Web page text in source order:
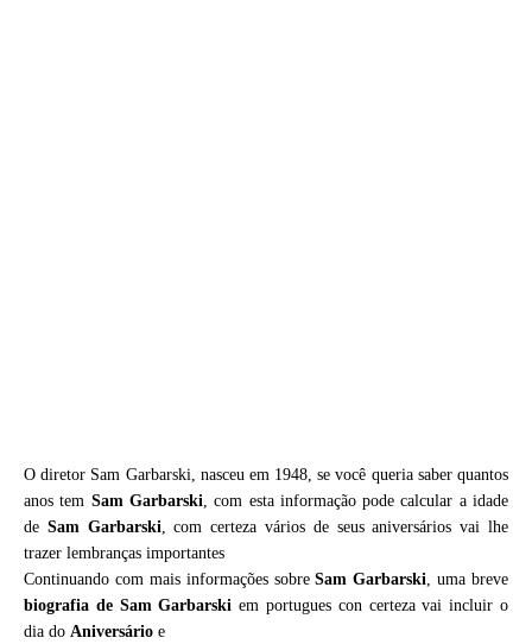
O diretor Sam Garbarski, nasceu em 1948, se você queria saber quantos
anos tem Sam Garbarski, com esta informação pode calcular a idade
de Sam Garbarski, com certeza vários de seus aniversários vai lhe
trazer lembranças importantes
Continuando com mais informações sobreSam Garbarski, uma breve
biografia de Sam Garbarski em portugues con certeza vai incluir o
dia do Aniversário e